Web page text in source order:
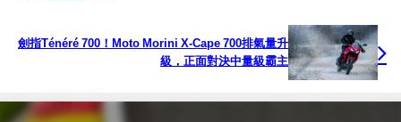
劍指Ténéré 700！Moto Morini X-Cape 700排氣量升
級，正面對決中量級霸主